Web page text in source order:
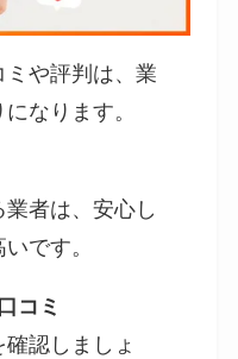
や評判は、業
なります。
者は、安心し
です。
コミ
認しましょ